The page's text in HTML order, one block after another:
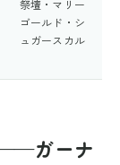
祭壇・マリー
ゴールド・シ
ュガースカル
——ガーナ